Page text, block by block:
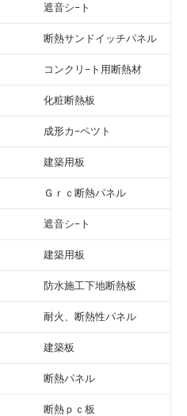
遮音シ−ト
断熱サンドイッチパネル
コンクリ−ト用断熱材
化粧断熱板
成形カ−ペツト
建築用板
Ｇｒｃ断熱パネル
遮音シ−ト
建築用板
防水施工下地断熱板
耐火、断熱性パネル
建築板
断熱パネル
断熱ｐｃ板